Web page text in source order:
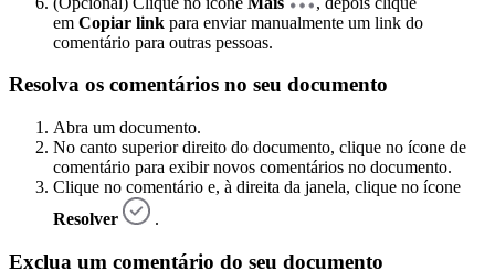
em Copiar link para enviar manualmente um link do
comentário para outras pessoas.
Resolva os comentários no seu documento
Abra um documento.
No canto superior direito do documento, clique no ícone de
comentário para exibir novos comentários no documento.
Clique no comentário e, à direita da janela, clique no ícone
Resolver
.
Exclua um comentário do seu documento